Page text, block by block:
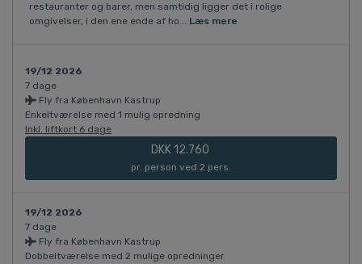
restauranter og barer, men samtidig ligger det i rolige
omgivelser, i den ene ende af ho... Læs mere
19/12 2026
7 dage
Fly fra København Kastrup
Enkeltværelse med 1 mulig opredning
Inkl. liftkort 6 dage
DKK 12.760
pr. person ved 2 pers.
19/12 2026
7 dage
Fly fra København Kastrup
Dobbeltværelse med 2 mulige opredninger